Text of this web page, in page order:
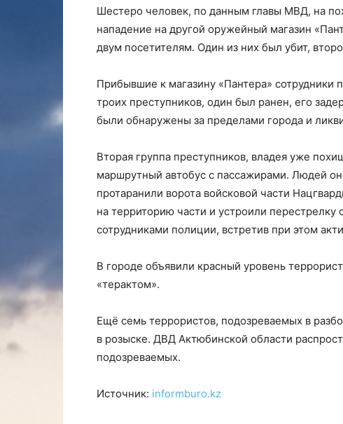
Шестеро человек, по данным главы МВД, на
нападение на другой оружейный магазин
двум посетителям. Один из них был убит,
Прибывшие к магазину «Пантера» сотрудники
троих преступников, один был ранен, его
были обнаружены за пределами города и
Вторая группа преступников, владея уже
маршрутный автобус с пассажирами. Людей
протаранили ворота войсковой части
на территорию части и устроили
сотрудниками полиции, встретив при этом
В городе объявили красный уровень
«терактом».
Ещё семь террористов, подозреваемых в
в розыске. ДВД Актюбинской области
подозреваемых.
Источник: informburo.kz